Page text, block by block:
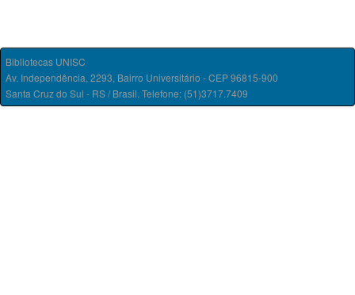
Bibliotecas UNISC
Av. Independência, 2293, Bairro Universitário - CEP 96815-900
Santa Cruz do Sul - RS / Brasil. Telefone: (51)3717.7409